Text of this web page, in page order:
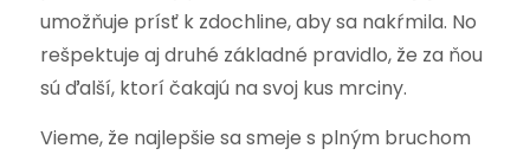
umožňuje prísť k zdochline, aby sa nakŕmila. No
rešpektuje aj druhé základné pravidlo, že za ňou
sú ďalší, ktorí čakajú na svoj kus mrciny.
Vieme, že najlepšie sa smeje s plným bruchom